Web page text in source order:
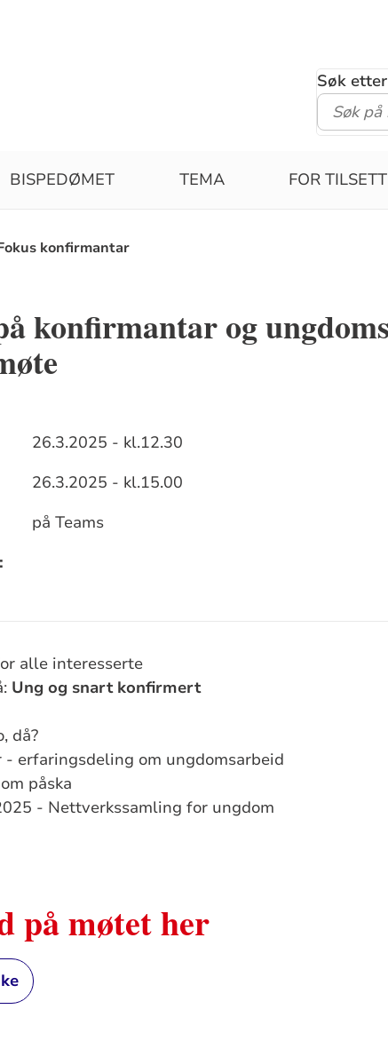
Søk
BISPEDØMET TEMA FOR
konfirmantar
konfirmantar og
26.3.2025 - kl.12.30
26.3.2025 - kl.15.00
på Teams
alle interesserte
Ung og snart konfirmert
då?
- erfaringsdeling om ungdomsarbeid
påska
- Nettverkssamling for ungdom
på møtet her